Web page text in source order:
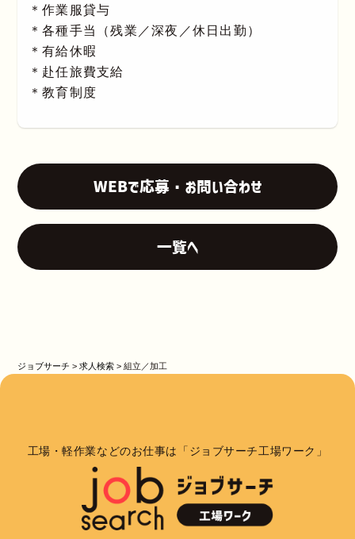
＊作業服貸与
＊各種手当（残業／深夜／休日出勤）
＊有給休暇
＊赴任旅費支給
＊教育制度
WEBで応募・お問い合わせ
一覧へ
ジョブサーチ >求人検索 >組立／加工
工場・軽作業などのお仕事は「ジョブサーチ工場ワーク」